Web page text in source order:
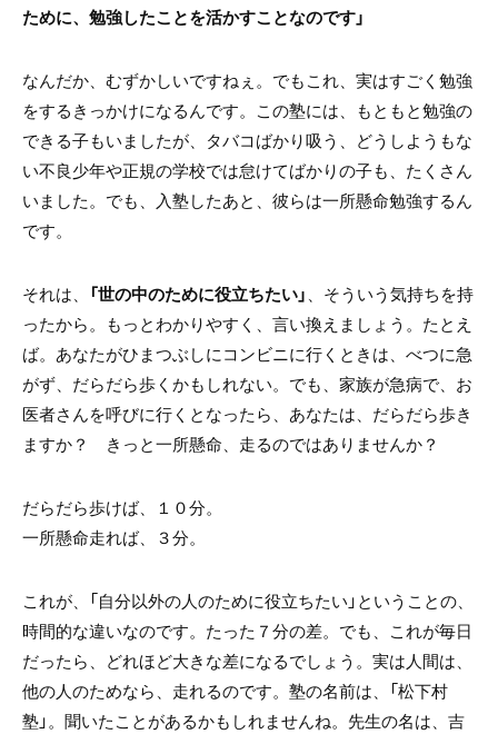
ために、勉強したことを活かすことなのです」
なんだか、むずかしいですねぇ。でもこれ、実はすごく勉強
をするきっかけになるんです。この塾には、もともと勉強の
できる子もいましたが、タバコばかり吸う、どうしようもな
い不良少年や正規の学校では怠けてばかりの子も、たくさん
いました。でも、入塾したあと、彼らは一所懸命勉強するん
です。
それは、 「世の中のために役立ちたい」、そういう気持ちを持
ったから。もっとわかりやすく、言い換えましょう。たとえ
ば。あなたがひまつぶしにコンビニに行くときは、べつに急
がず、だらだら歩くかもしれない。でも、家族が急病で、お
医者さんを呼びに行くとなったら、あなたは、だらだら歩き
ますか？ きっと一所懸命、走るのではありませんか？
だらだら歩けば、１０分。
一所懸命走れば、３分。
これが、「自分以外の人のために役立ちたい」ということの、
時間的な違いなのです。たった７分の差。でも、これが毎日
だったら、どれほど大きな差になるでしょう。実は人間は、
他の人のためなら、走れるのです。塾の名前は、「松下村
塾」。聞いたことがあるかもしれませんね。先生の名は、吉